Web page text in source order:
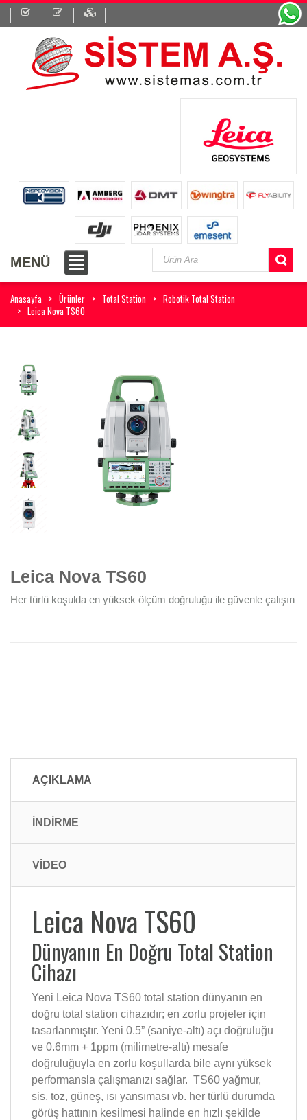
MENÜ
Anasayfa Ürünler Total Station
Robotik Total Station
Leica Nova TS60
Leica Nova TS60
Her türlü koşulda en yüksek ölçüm doğruluğu ile güvenle çalışın
AÇIKLAMA
İNDİRME
VİDEO
Leica Nova TS60
Dünyanın En Doğru Total Station
Cihazı
Yeni Leica Nova TS60 total station dünyanın en
doğru total station cihazıdır; en zorlu projeler için
tasarlanmıştır. Yeni 0.5” (saniye-altı) açı doğruluğu
ve 0.6mm + 1ppm (milimetre-altı) mesafe
doğruluğuyla en zorlu koşullarda bile aynı yüksek
performansla çalışmanızı sağlar. TS60 yağmur,
sis, toz, güneş, ısı yansıması vb. her türlü durumda
görüş hattının kesilmesi halinde en hızlı şekilde